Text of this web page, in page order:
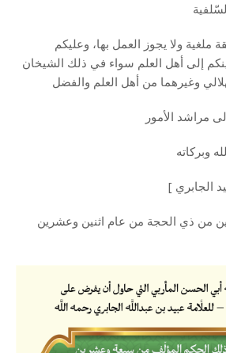
ملغية ولا يجوز العمل بها، وعليكم
إلى أهل العلم سواء في ذلك الشيخان
وبركاته
الجابري ]
من ذي الحجة من عام اثنين وعشرين